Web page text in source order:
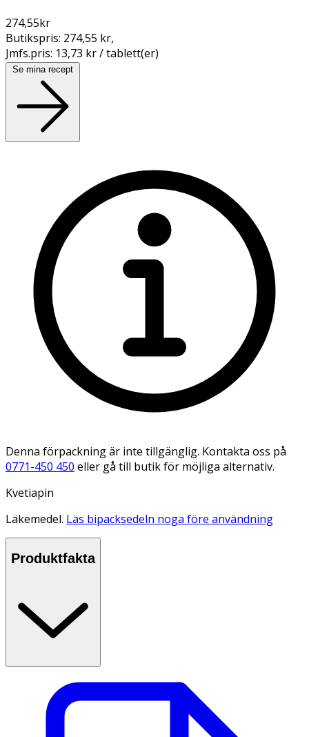
274,55kr
Butikspris: 274,55 kr,
Jmfs.pris: 13,73 kr / tablett(er)
Se mina recept
Denna förpackning är inte tillgänglig. Kontakta oss på
0771-450 450 eller gå till butik för möjliga alternativ.
Kvetiapin
Läkemedel. Läs bipacksedeln noga före användning
Produktfakta